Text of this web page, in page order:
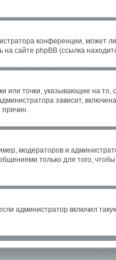
конференции, может
сайте phpBB (ссылка
или точки, указывающие на то,
зависит,
причин.
модераторов и
только для того,
администратор включил